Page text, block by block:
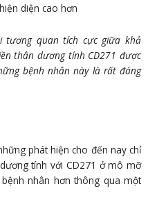
diện cao hơn
tương quan tích cực giữa khả
thân dương tính CD271 được
bệnh nhân này là rất đáng
phát hiện cho đến nay chỉ
tính với CD271 ở mô mỡ
nhân hơn thông qua một